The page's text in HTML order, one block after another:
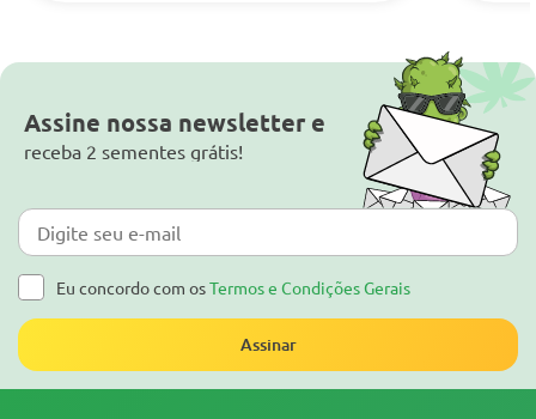
Assine nossa newsletter e
receba 2 sementes grátis!
Eu concordo com osTermos e Condições Gerais
Assinar